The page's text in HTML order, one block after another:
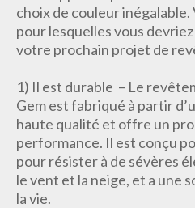
choix de couleur inégalable.
pour lesquelles vous
votre prochain projet de
1) Il est durable – Le
Gem est fabriqué à partir
haute qualité et offre un
performance. Il est conçu
pour résister à de sévères
le vent et la neige, et a une
la vie.